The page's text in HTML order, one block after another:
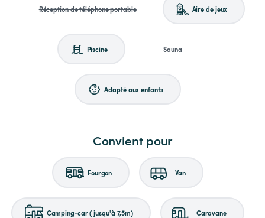
Réception de téléphone portable Aire de jeux
Piscine Sauna
Adapté aux enfants
Convient pour
Fourgon Van
Camping-car (jusqu'à 7,5m) Caravane